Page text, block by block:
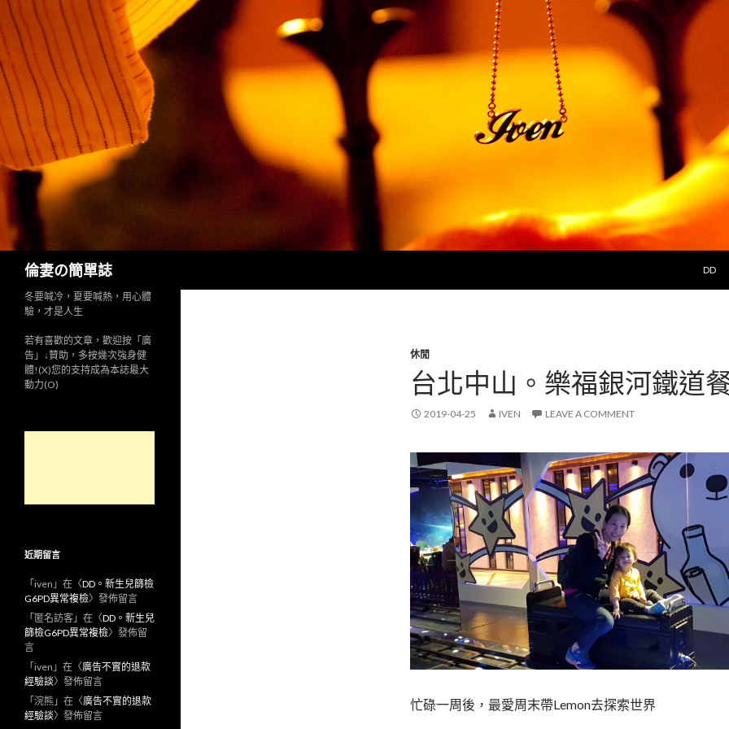
倫妻の簡單誌
Search
DD
休閒
台北中山。樂福銀河鐵道
2019-04-25 IVEN LEAVE A COMMENT
忙碌一周後，最愛周末帶Lemon去探索世界
冬要喊冷，夏要喊熱，用心體
驗，才是人生
若有喜歡的文章，歡迎按「廣
告」↓贊助，多按幾次強身健
體!(X)您的支持成為本誌最大
動力(O)
近期留言
「 iven 」在〈DD。新生兒篩檢
G6PD異常複檢〉發佈留言
「 匿名訪客 」在〈DD。新生兒
篩檢G6PD異常複檢〉發佈留
言
「 iven 」在〈廣告不實的退款
經驗談〉發佈留言
「 浣熊 」在〈廣告不實的退款
經驗談〉發佈留言